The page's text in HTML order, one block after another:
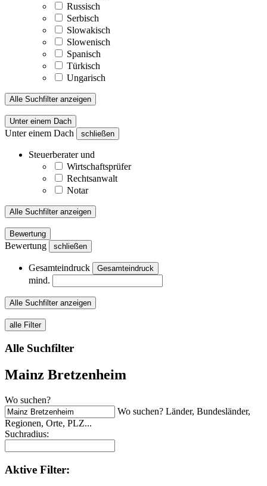
Russisch
Serbisch
Slowakisch
Slowenisch
Spanisch
Türkisch
Ungarisch
Alle Suchfilter anzeigen
Unter einem Dach
Unter einem Dach schließen
Steuerberater und
Wirtschaftsprüfer
Rechtsanwalt
Notar
Alle Suchfilter anzeigen
Bewertung
Bewertung schließen
Gesamteindruck Gesamteindruck
mind.
Alle Suchfilter anzeigen
alle Filter
Alle Suchfilter
Mainz Bretzenheim
Wo suchen?
Wo suchen? Länder, Bundesländer,
Regionen, Orte, PLZ...
Suchradius:
Aktive Filter: